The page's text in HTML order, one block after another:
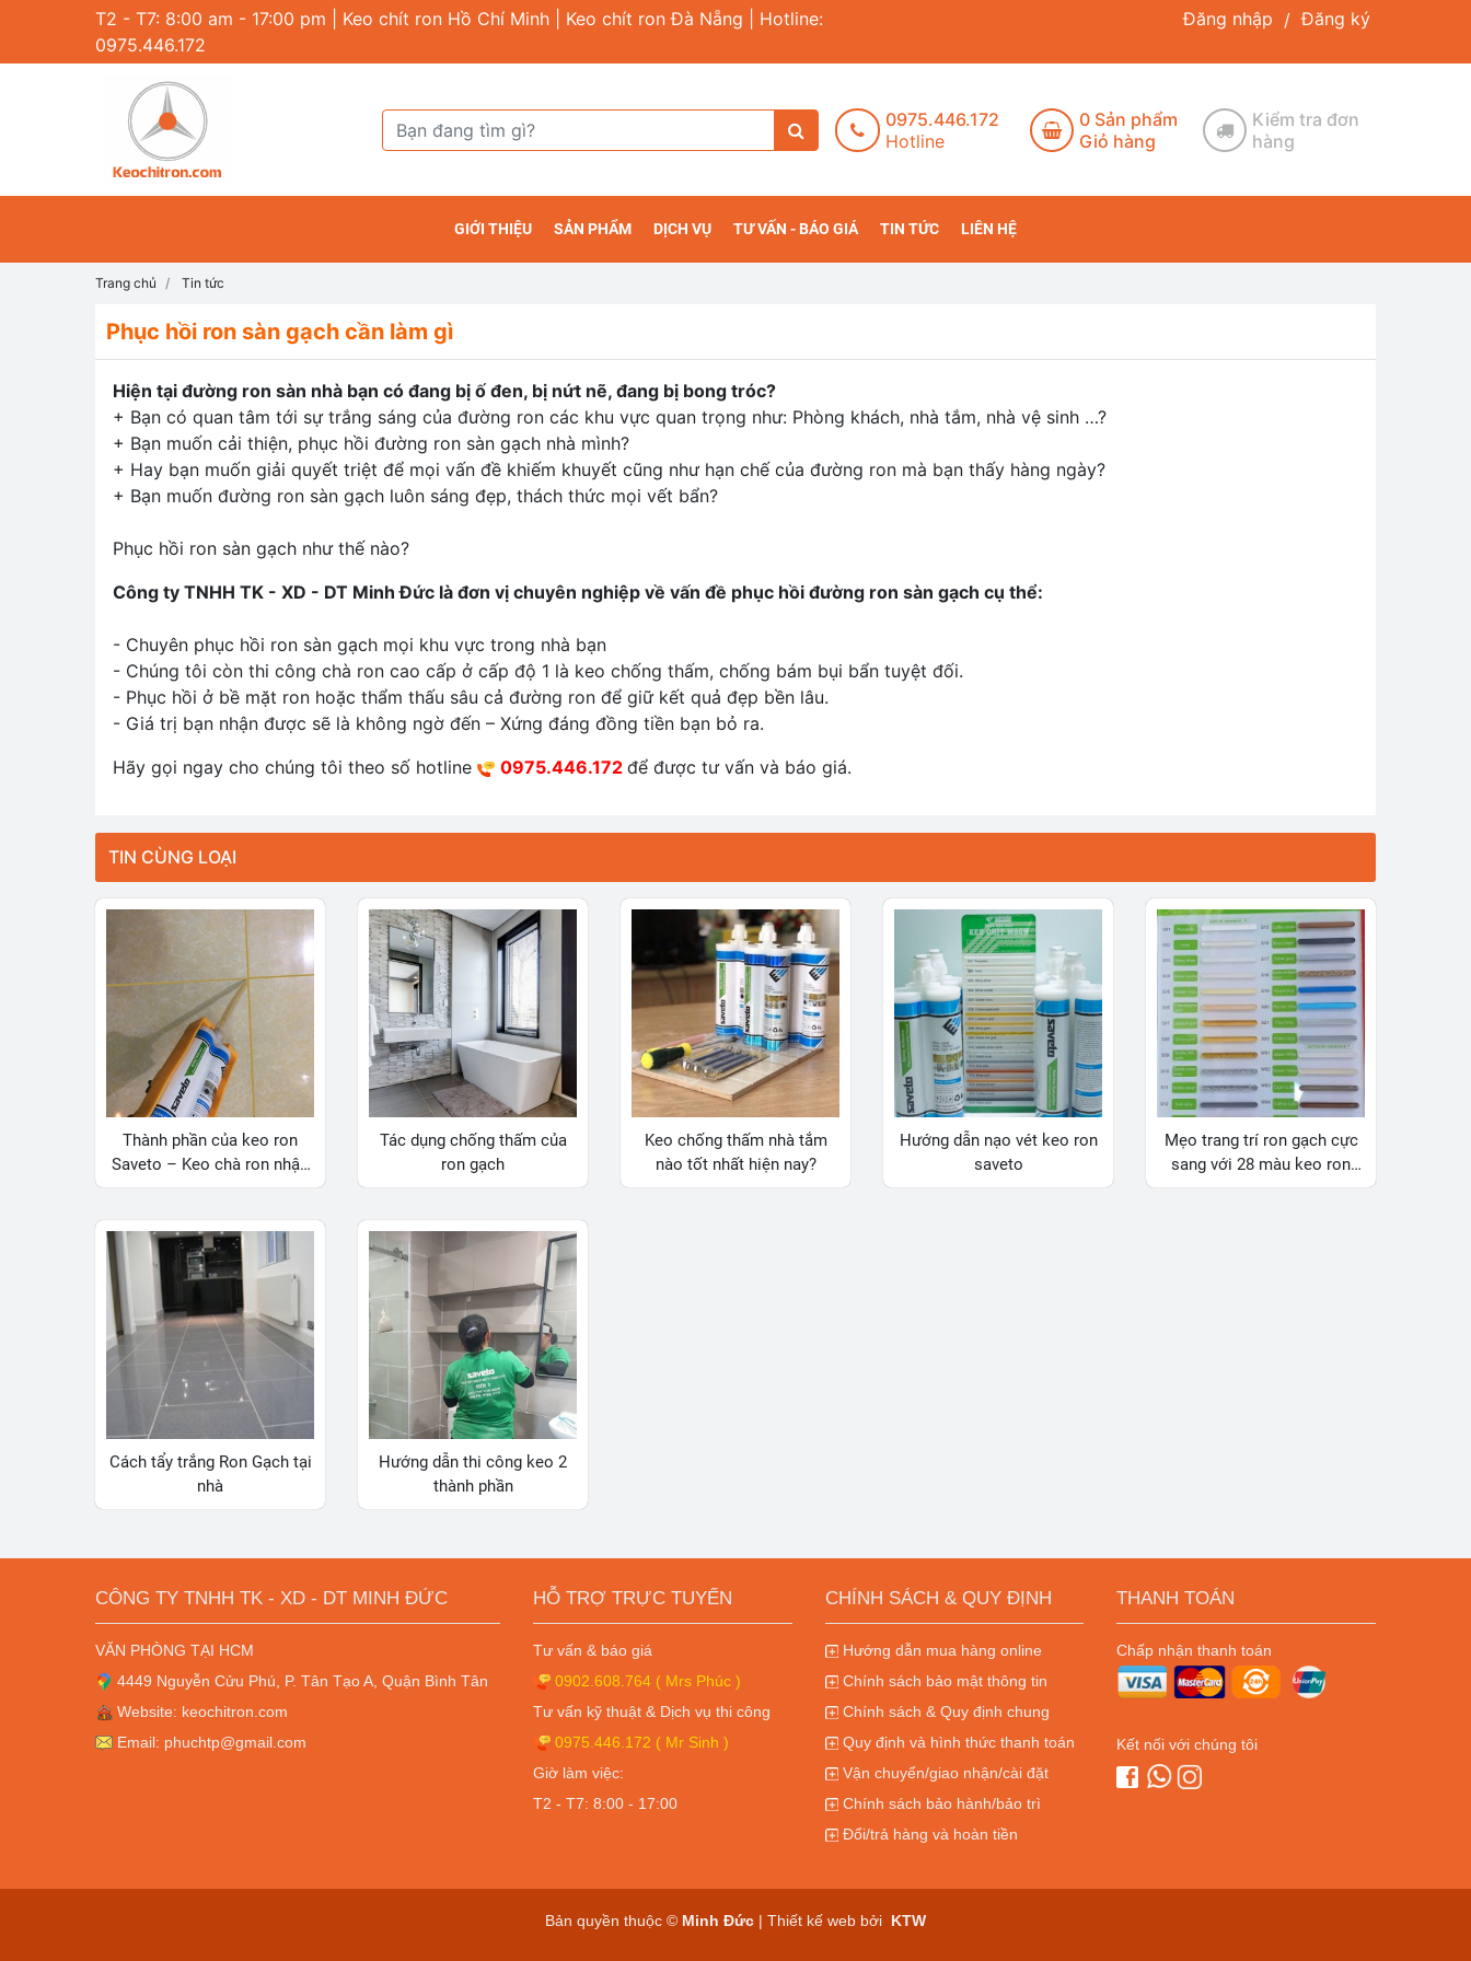
T2 - T7: 8:00 am - 17:00 pm | Keo chít ron Hồ Chí Minh | Keo chít ron Đà Nẵng | Hotline:
0975.446.172
Đăng nhập / Đăng ký
0975.446.172
Hotline
0Sản phẩm
Giỏ hàng
Kiểm tra đơn
hàng
GIỚI THIỆU SẢN PHẨM DỊCH VỤ TƯ VẤN - BÁO GIÁ TIN TỨC LIÊN HỆ
Trang chủ Tin tức
Phục hồi ron sàn gạch cần làm gì
Hiện tại đường ron sàn nhà bạn có đang bị ố đen, bị nứt nẽ, đang bị bong tróc?
+ Bạn có quan tâm tới sự trắng sáng của đường ron các khu vực quan trọng như: Phòng khách, nhà tắm, nhà vệ sinh …?
+ Bạn muốn cải thiện, phục hồi đường ron sàn gạch nhà mình?
+ Hay bạn muốn giải quyết triệt để mọi vấn đề khiếm khuyết cũng như hạn chế của đường ron mà bạn thấy hàng ngày?
+ Bạn muốn đường ron sàn gạch luôn sáng đẹp, thách thức mọi vết bẩn?
Phục hồi ron sàn gạch như thế nào?
Công ty TNHH TK - XD - DT Minh Đức là đơn vị chuyên nghiệp về vấn đề phục hồi đường ron sàn gạch cụ thể:
- Chuyên phục hồi ron sàn gạch mọi khu vực trong nhà bạn
- Chúng tôi còn thi công chà ron cao cấp ở cấp độ 1 là keo chống thấm, chống bám bụi bẩn tuyệt đối.
- Phục hồi ở bề mặt ron hoặc thẩm thấu sâu cả đường ron để giữ kết quả đẹp bền lâu.
- Giá trị bạn nhận được sẽ là không ngờ đến – Xứng đáng đồng tiền bạn bỏ ra.
Hãy gọi ngay cho chúng tôi theo số hotline
0975.446.172 để được tư vấn và báo giá.
TIN CÙNG LOẠI
Thành phần của keo ron
Saveto – Keo chà ron nhập
Tác dụng chống thấm của
ron gạch
Keo chống thấm nhà tắm
nào tốt nhất hiện nay?
Hướng dẫn nạo vét keo ron
saveto
Mẹo trang trí ron gạch cực
sang với 28 màu keo ron
Cách tẩy trắng Ron Gạch tại
nhà
Hướng dẫn thi công keo 2
thành phần
CÔNG TY TNHH TK - XD - DT MINH ĐỨC
VĂN PHÒNG TẠI HCM
4449 Nguyễn Cửu Phú, P. Tân Tạo A, Quận Bình Tân
Website: keochitron.com
Email: phuchtp@gmail.com
HỖ TRỢ TRỰC TUYẾN
Tư vấn & báo giá
0902.608.764 ( Mrs Phúc )
Tư vấn kỹ thuật & Dịch vụ thi công
0975.446.172 ( Mr Sinh )
Giờ làm việc:
T2 - T7: 8:00 - 17:00
CHÍNH SÁCH & QUY ĐỊNH
Hướng dẫn mua hàng online
Chính sách bảo mật thông tin
Chính sách & Quy định chung
Quy định và hình thức thanh toán
Vận chuyển/giao nhận/cài đặt
Chính sách bảo hành/bảo trì
Đổi/trả hàng và hoàn tiền
THANH TOÁN
Chấp nhận thanh toán
Kết nối với chúng tôi
Bản quyền thuộc © Minh Đức | Thiết kế web bởi KTW